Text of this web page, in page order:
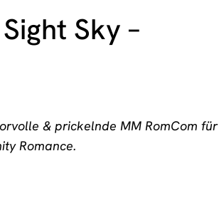
Sky –
& prickelnde MM RomCom für
Romance.